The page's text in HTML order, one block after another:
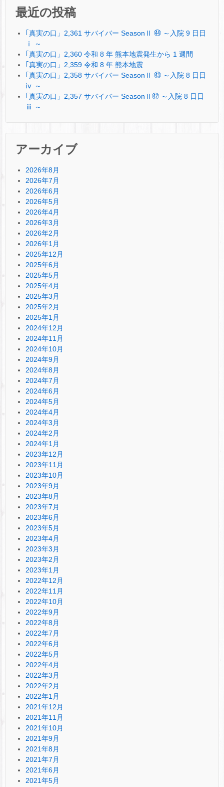
最近の投稿
｢真実の口」2,361 サバイバー SeasonⅡ ㊹ ～入院 9 日日
ⅰ ～
｢真実の口」2,360 令和 8 年 熊本地震発生から 1 週間
｢真実の口」2,359 令和 8 年 熊本地震
｢真実の口」2,358 サバイバー SeasonⅡ ㊸ ～入院 8 日日
ⅳ ～
｢真実の口」2,357 サバイバー SeasonⅡ㊷ ～入院 8 日日
ⅲ ～
アーカイブ
2026年8月
2026年7月
2026年6月
2026年5月
2026年4月
2026年3月
2026年2月
2026年1月
2025年12月
2025年6月
2025年5月
2025年4月
2025年3月
2025年2月
2025年1月
2024年12月
2024年11月
2024年10月
2024年9月
2024年8月
2024年7月
2024年6月
2024年5月
2024年4月
2024年3月
2024年2月
2024年1月
2023年12月
2023年11月
2023年10月
2023年9月
2023年8月
2023年7月
2023年6月
2023年5月
2023年4月
2023年3月
2023年2月
2023年1月
2022年12月
2022年11月
2022年10月
2022年9月
2022年8月
2022年7月
2022年6月
2022年5月
2022年4月
2022年3月
2022年2月
2022年1月
2021年12月
2021年11月
2021年10月
2021年9月
2021年8月
2021年7月
2021年6月
2021年5月